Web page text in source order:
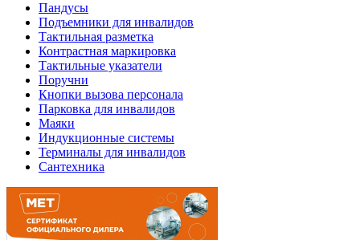
Пандусы
Подъемники для инвалидов
Тактильная разметка
Контрастная маркировка
Тактильные указатели
Поручни
Кнопки вызова персонала
Парковка для инвалидов
Маяки
Индукционные системы
Терминалы для инвалидов
Сантехника